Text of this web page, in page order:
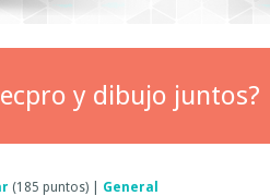
y dibujo juntos?
(185 puntos) General